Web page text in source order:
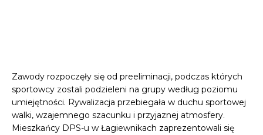
Zawody rozpoczęły się od preeliminacji, podczas których
sportowcy zostali podzieleni na grupy według poziomu
umiejętności. Rywalizacja przebiegała w duchu sportowej
walki, wzajemnego szacunku i przyjaznej atmosfery.
Mieszkańcy DPS-u w Łagiewnikach zaprezentowali się